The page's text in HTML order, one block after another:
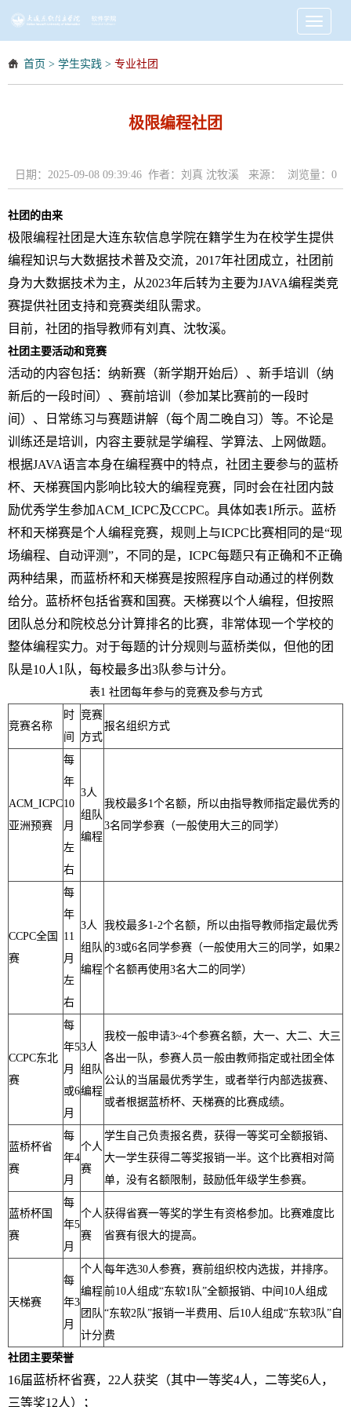
Toggle
首页 > 学生实践 > 专业社团
极限编程社团
日期：2025-09-08 09:39:46 作者：刘真 沈牧溪 来源： 浏览量： 0
社团的由来
极限编程社团是大连东软信息学院在籍学生为在校学生提供
编程知识与大数据技术普及交流，2017年社团成立， 社团前
身为大数据技术为主，从2023年后转为主要为JAVA编程类竞
赛提供社团支持和竞赛类组队需求。
目前，社团的指导教师有刘真、沈牧溪。
社团主要活动和竞赛
活动的内容包括： 纳新赛（新学期开始后）、 新手培训（纳
新后的一段时间）、赛前培训
（参加某比赛前的一段时
间）、日常练习与赛题讲解 （每个周二晚自习）等。不论是
训练还是培训，内容主要就是学编程、学算法、上网做题。
根据JAVA语言本身在编程赛中的特点，社团 主要参与的蓝桥
杯、天梯赛国内影响比较大的编程竞赛，
同时会在社团内鼓
励优秀学生参加ACM_ICPC及CCPC。具体如表1所示。
蓝桥
杯和天梯赛是个人编程竞赛，规则上与ICPC比赛相同的是“现
场编程、自动评测”，不同的是，ICPC每题只有正确和不正确
两种结果，而蓝桥杯和天梯赛是按照程序自动通过的样例数
给分。蓝桥杯包括省赛和国赛。天梯赛以个人编程，但按照
团队总分和院校总分计算排名的比赛，非常体现一个学校的
整体编程实力。对于每题的计分规则与蓝桥类似，但他的团
队是10人1队，每校最多出3队参与计分。
表1 社团每年参与的竞赛及参与方式
竞赛名称
时
间
竞赛
方式
报名组织方式
ACM_ ICPC
亚洲预赛
每
年
10
月
左
右
3人
组队
编程
我校最多1个名额，所以由指导教师指定最优秀的
3名同学参赛（一般使用大三的同学）
CCPC全国
赛
每
年
11
月
左
右
3人
组队
编程
我校最多1-2个名额，所以由指导教师指定最优秀
的3或6名同学参赛（一般使用大三的同学，如果2
个名额再使用3名大二的同学）
CCPC东北
赛
每
年5
月
或6
月
3人
组队
编程
我校一般申请3~4个参赛名额，大一、大二、大三
各出一队，参赛人员一般由教师指定或社团全体
公认的当届最优秀学生，或者举行内部选拔赛、
或者根据蓝桥杯、天梯赛的比赛成绩。
蓝桥杯省
赛
每
年4
月
个人
赛
学生自己负责报名费，获得一等奖可全额报销、
大一学生获得二等奖报销一半。这个比赛相对简
单，没有名额限制，鼓励低年级学生参赛。
蓝桥杯国
赛
每
年5
月
个人
赛
获得省赛一等奖的学生有资格参加。比赛难度比
省赛有很大的提高。
天梯赛
每
年3
月
个人
编程
团队
计分
每年选30人参赛，赛前组织校内选拔，并排序。
前10人组成“东软1队”全额报销、中间10人组成
“东软2队”报销一半费用、后10人组成“东软3队”自
费
社团主要荣誉
16届蓝桥杯省赛，22人获奖（其中一等奖4人，二等奖6人，
三等奖12人）；